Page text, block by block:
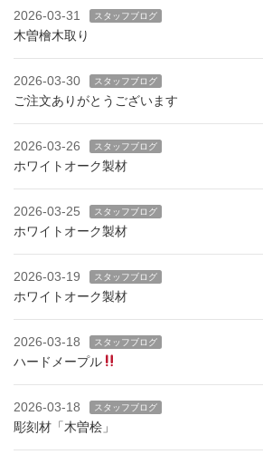
2026-03-31 スタッフブログ
木曽檜木取り
2026-03-30 スタッフブログ
ご注文ありがとうございます
2026-03-26 スタッフブログ
ホワイトオーク製材
2026-03-25 スタッフブログ
ホワイトオーク製材
2026-03-19 スタッフブログ
ホワイトオーク製材
2026-03-18 スタッフブログ
ハードメープル
2026-03-18 スタッフブログ
彫刻材「木曽桧」